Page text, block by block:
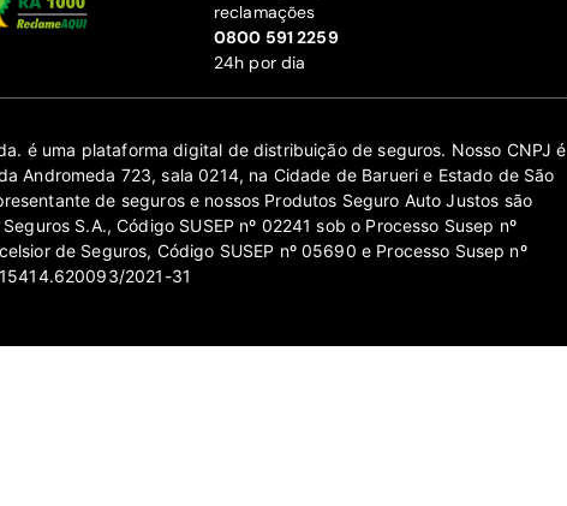
reclamações
‍0800 591 2259
24h por dia
é uma plataforma digital de distribuição de seguros. Nosso CNPJ é
Andromeda 723, sala 0214, na Cidade de Barueri e Estado de São
de seguros e nossos Produtos Seguro Auto Justos são
S.A., Código SUSEP nº 02241 sob o Processo Susep nº
de Seguros, Código SUSEP nº 05690 e Processo Susep nº
15414.620093/2021-31